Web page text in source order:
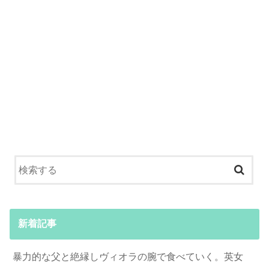
新着記事
暴力的な父と絶縁しヴィオラの腕で食べていく。英女